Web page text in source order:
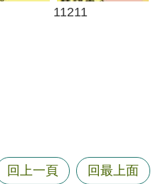
11211
回上一頁 回最上面